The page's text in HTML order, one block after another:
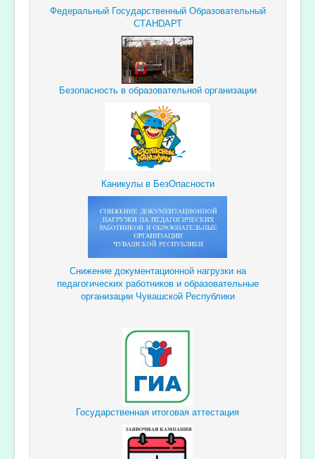
Федеральный Государственный Образовательный
СТАНDАРТ
Безопасность в образовательной организации
Каникулы в БезОпасности
Снижение документационной нагрузки на
педагогических работников и образовательные
организации Чувашской Республики
Государственная итоговая аттестация